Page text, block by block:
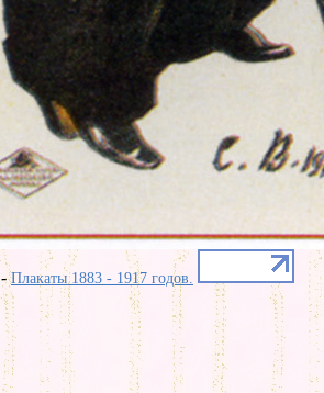
-Плакаты 1883 - 1917 годов.